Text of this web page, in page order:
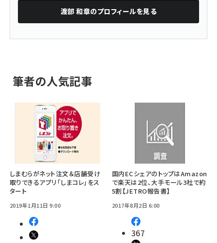
渡部 和章のプロフィールを見る
筆者の人気記事
しまむらがネット注文＆店舗受け
取りできるアプリ「しまコレ」をス
タート
2019年1月11日 9:00
国内ECシェアのトップはAmazon
で楽天は2位、大手モール3社で約
5割【JETRO報告書】
2017年8月2日 6:00
367